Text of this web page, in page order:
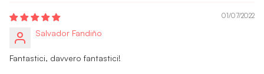
01/07/2022
Salvador Fandiño
Fantastici, davvero fantastici!